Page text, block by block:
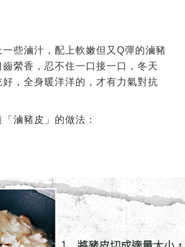
些滷汁，配上軟嫩但又Q彈的滷豬
齒縈香，忍不住一口接一口，冬天
好，全身暖洋洋的，才有力氣對抗
滷豬皮」的做法：